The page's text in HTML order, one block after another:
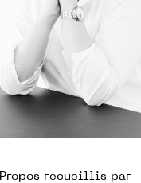
Propos recueillis par